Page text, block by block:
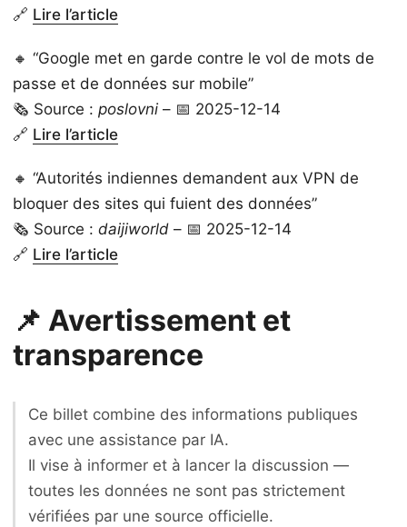
🔗 Lire l’article
🔸 “Google met en garde contre le vol de mots de
passe et de données sur mobile”
🗞️ Source : poslovni – 📅 2025-12-14
🔗 Lire l’article
🔸 “Autorités indiennes demandent aux VPN de
bloquer des sites qui fuient des données”
🗞️ Source : daijiworld – 📅 2025-12-14
🔗 Lire l’article
📌 Avertissement et
transparence
Ce billet combine des informations publiques
avec une assistance par IA.
Il vise à informer et à lancer la discussion —
toutes les données ne sont pas strictement
vérifiées par une source officielle.